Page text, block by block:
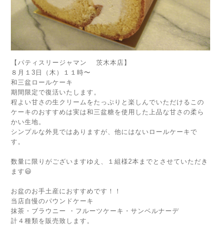
【パティスリージャマン 茨木本店】
８月１3日（木）１１時〜
和三盆ロールケーキ
期間限定で復活いたします。
程よい甘さの生クリームをたっぷりと楽しんでいただけるこの
ケーキのおすすめは実は和三盆糖を使用した上品な甘さの柔ら
かい生地。
シンプルな外見ではありますが、他にはないロールケーキで
す。
数量に限りがございますゆえ、１組様2本までとさせていただき
ます😃
お盆のお手土産におすすめです！！
当店自慢のパウンドケーキ
抹茶・ブラウニー ・フルーツケーキ・サンベルナーデ
計４種類を販売致します。